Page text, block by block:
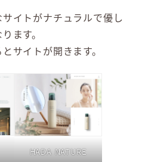
イトがナチュラルで優し
ます。
サイトが開きます。
HADA NATURE